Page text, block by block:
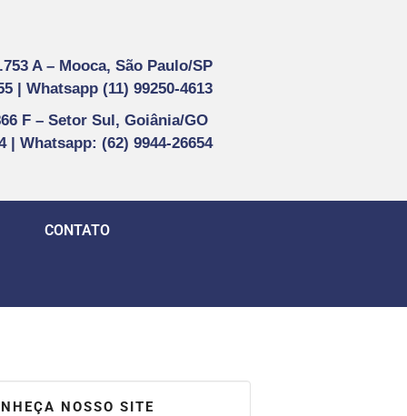
A – Mooca, São Paulo/SP
| Whatsapp (11) 99250-4613
F – Setor Sul, Goiânia/GO
| Whatsapp: (62) 9944-26654
CONTATO
NOSSO SITE